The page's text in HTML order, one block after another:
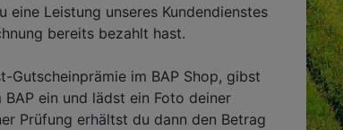
Leistung unseres Kundendienstes
bereits bezahlt hast.
Gutscheinprämie im BAP Shop, gibst
ein und lädst ein Foto deiner
Prüfung erhältst du dann den Betrag